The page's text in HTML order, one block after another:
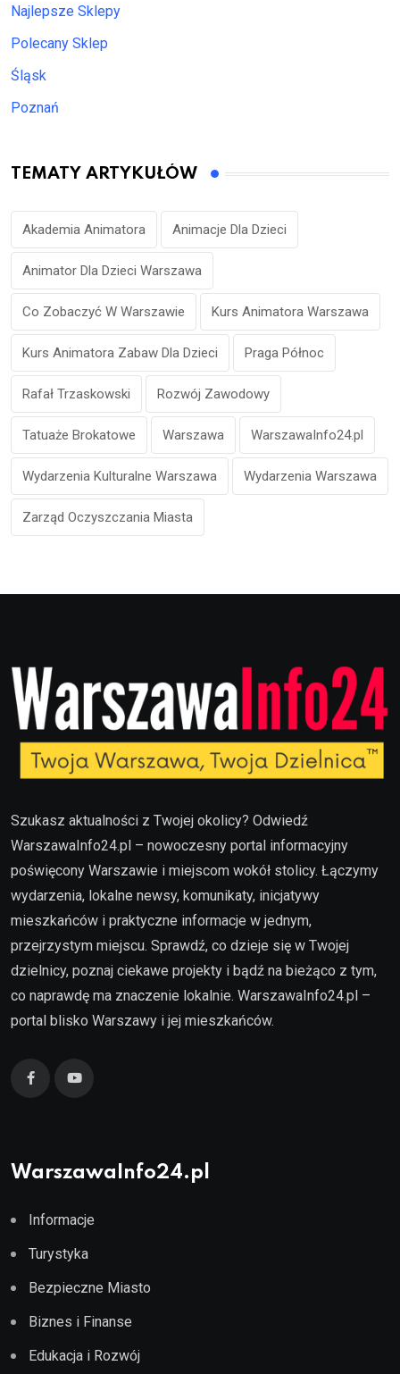
Najlepsze Sklepy
Polecany Sklep
Śląsk
Poznań
TEMATY ARTYKUŁÓW
Akademia Animatora Animacje Dla Dzieci
Animator Dla Dzieci Warszawa
Co Zobaczyć W Warszawie Kurs Animatora Warszawa
Kurs Animatora Zabaw Dla Dzieci Praga Północ
Rafał Trzaskowski Rozwój Zawodowy
Tatuaże Brokatowe Warszawa WarszawaInfo24.pl
Wydarzenia Kulturalne Warszawa Wydarzenia Warszawa
Zarząd Oczyszczania Miasta
Szukasz aktualności z Twojej okolicy? Odwiedź
WarszawaInfo24.pl – nowoczesny portal informacyjny
poświęcony Warszawie i miejscom wokół stolicy. Łączymy
wydarzenia, lokalne newsy, komunikaty, inicjatywy
mieszkańców i praktyczne informacje w jednym,
przejrzystym miejscu. Sprawdź, co dzieje się w Twojej
dzielnicy, poznaj ciekawe projekty i bądź na bieżąco z tym,
co naprawdę ma znaczenie lokalnie. WarszawaInfo24.pl –
portal blisko Warszawy i jej mieszkańców.
WarszawaInfo24.pl
Informacje
Turystyka
Bezpieczne Miasto
Biznes i Finanse
Edukacja i Rozwój